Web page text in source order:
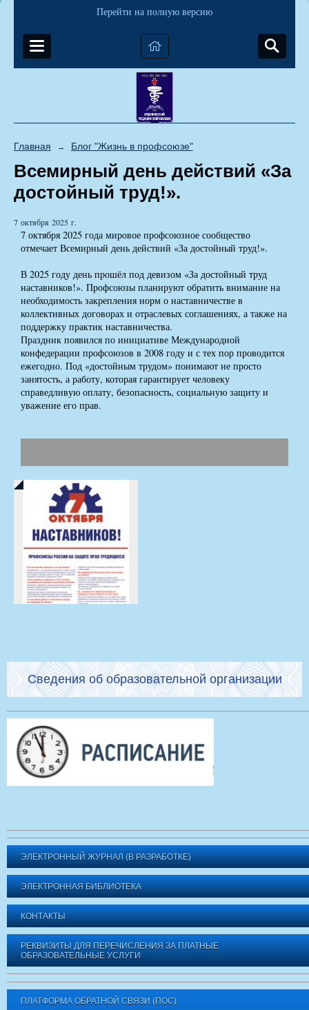
Перейти на полную версию
Главная → Блог "Жизнь в профсоюзе"
Всемирный день действий «За
достойный труд!».
7 октября 2025 г.
7 октября 2025 года мировое профсоюзное сообщество
отмечает Всемирный день действий «За достойный труд!».
В 2025 году день прошёл под девизом «За достойный труд
наставников!». Профсоюзы планируют обратить внимание на
необходимость закрепления норм о наставничестве в
коллективных договорах и отраслевых соглашениях, а также на
поддержку практик наставничества.
Праздник появился по инициативе Международной
конфедерации профсоюзов в 2008 году и с тех пор проводится
ежегодно. Под «достойным трудом» понимают не просто
занятость, а работу, которая гарантирует человеку
справедливую оплату, безопасность, социальную защиту и
уважение его прав.
Сведения об образовательной организации
ЭЛЕКТРОННЫЙ ЖУРНАЛ (В РАЗРАБОТКЕ)
ЭЛЕКТРОННАЯ БИБЛИОТЕКА
КОНТАКТЫ
РЕКВИЗИТЫ ДЛЯ ПЕРЕЧИСЛЕНИЯ ЗА ПЛАТНЫЕ
ОБРАЗОВАТЕЛЬНЫЕ УСЛУГИ
ПЛАТФОРМА ОБРАТНОЙ СВЯЗИ (ПОС)